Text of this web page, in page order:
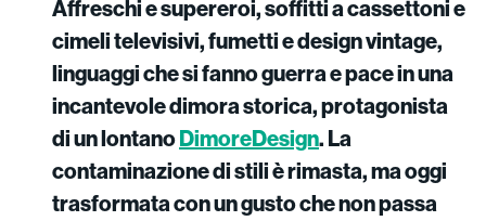
Affreschi e supereroi, soffitti a cassettoni e
cimeli televisivi, fumetti e design vintage,
linguaggi che si fanno guerra e pace in una
incantevole dimora storica, protagonista
di un lontanoDimoreDesign. La
contaminazione di stili è rimasta, ma oggi
trasformata con un gusto che non passa